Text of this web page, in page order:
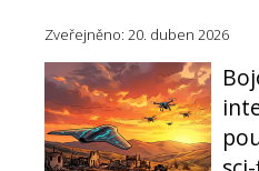
Zveřejněno: 20. duben 2026